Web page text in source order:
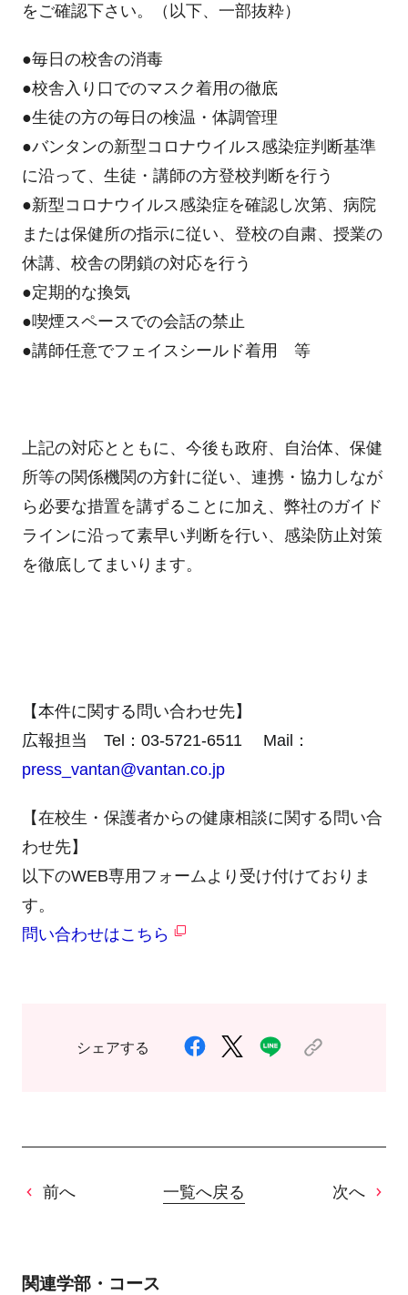
をご確認下さい。（以下、一部抜粋）
●毎日の校舎の消毒
●校舎入り口でのマスク着用の徹底
●生徒の方の毎日の検温・体調管理
●バンタンの新型コロナウイルス感染症判断基準
に沿って、生徒・講師の方登校判断を行う
●新型コロナウイルス感染症を確認し次第、病院
または保健所の指示に従い、登校の自粛、授業の
休講、校舎の閉鎖の対応を行う
●定期的な換気
●喫煙スペースでの会話の禁止
●講師任意でフェイスシールド着用 等
上記の対応とともに、今後も政府、自治体、保健
所等の関係機関の方針に従い、連携・協力しなが
ら必要な措置を講ずることに加え、弊社のガイド
ラインに沿って素早い判断を行い、感染防止対策
を徹底してまいります。
【本件に関する問い合わせ先】
広報担当 Tel：03-5721-6511 Mail：
press_vantan@vantan.co.jp
【在校生・保護者からの健康相談に関する問い合
わせ先】
以下のWEB専用フォームより受け付けておりま
す。
問い合わせはこちら
シェアする
前へ 一覧へ戻る 次へ
関連学部・コース